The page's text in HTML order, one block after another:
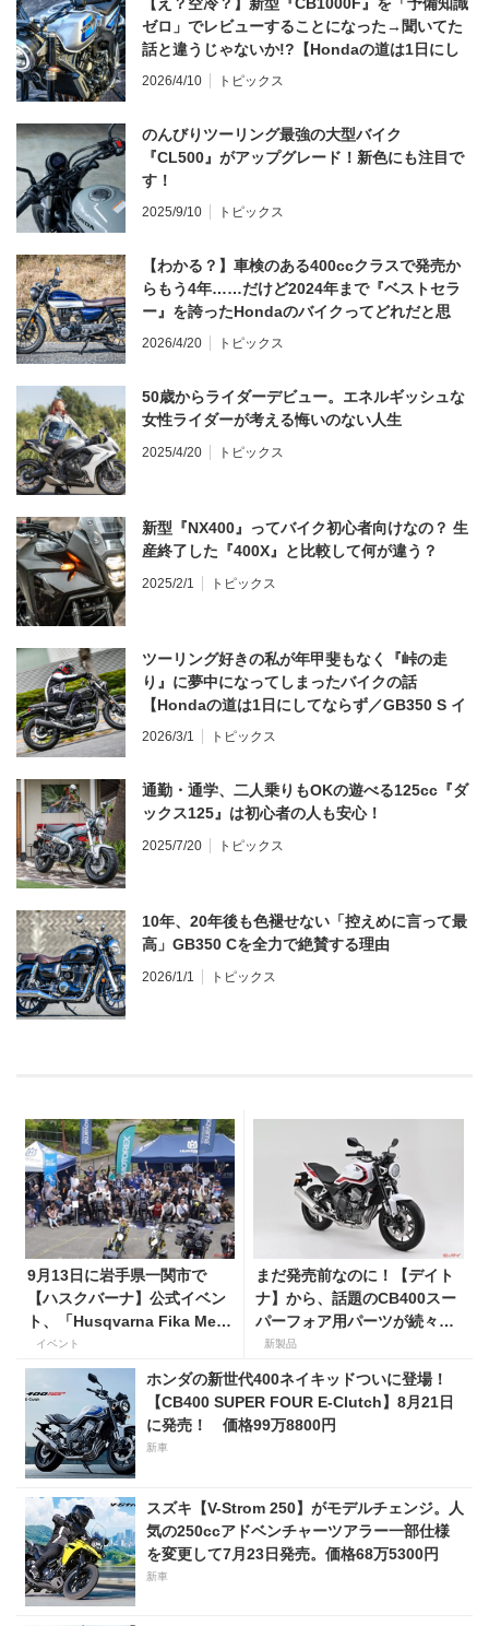
ゼロ」でレビューすることになった→聞いてた
話と違うじゃないか!?【Hondaの道は1日にし
てならず／CB1000F ①第一印象 編】
2026/4/10 トピックス
のんびりツーリング最強の大型バイク
『CL500』がアップグレード！新色にも注目で
す！
2025/9/10 トピックス
【わかる？】車検のある400ccクラスで発売か
らもう4年……だけど2024年まで『ベストセラ
ー』を誇ったHondaのバイクってどれだと思
う？
2026/4/20 トピックス
50歳からライダーデビュー。エネルギッシュな
女性ライダーが考える悔いのない人生
2025/4/20 トピックス
新型『NX400』ってバイク初心者向けなの？ 生
産終了した『400X』と比較して何が違う？
2025/2/1 トピックス
ツーリング好きの私が年甲斐もなく『峠の走
り』に夢中になってしまったバイクの話
【Hondaの道は1日にしてならず／GB350 S イ
ンプレ・レビュー 前編】
2026/3/1 トピックス
通勤・通学、二人乗りもOKの遊べる125cc『ダ
ックス125』は初心者の人も安心！
2025/7/20 トピックス
10年、20年後も色褪せない「控えめに言って最
高」GB350 Cを全力で絶賛する理由
2026/1/1 トピックス
9月13日に岩手県一関市で
【ハスクバーナ】公式イベン
ト、「Husqvarna Fika Meet
in 一関」を開催
イベント
まだ発売前なのに！【デイト
ナ】から、話題のCB400スー
パーフォア用パーツが続々登
場！
新製品
ホンダの新世代400ネイキッドついに登場！
【CB400 SUPER FOUR E-Clutch】8月21日
に発売！ 価格99万8800円
新車
スズキ【V-Strom 250】がモデルチェンジ。人
気の250ccアドベンチャーツアラー一部仕様
を変更して7月23日発売。価格68万5300円
新車